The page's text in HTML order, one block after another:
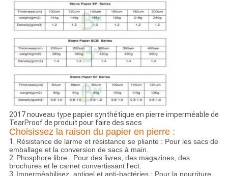
2017 nouveau type papier synthétique en pierre imperméable de
TearProof de produit pour faire des sacs
Choisissez la raison du papier en pierre :
1. Résistance de larme et résistance se pliante : Pour les sacs de
emballage et la conversion de sacs à main.
2. Phosphore libre : Pour des livres, des magazines, des
brochures et le carnet convertissant l'ect.
3. Imperméabilisez, antigel et anti-bactéries : Pour la nourriture,